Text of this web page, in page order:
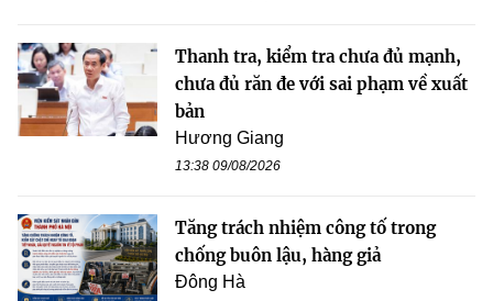
Thanh tra, kiểm tra chưa đủ mạnh,
chưa đủ răn đe với sai phạm về xuất
bản
Hương Giang
13:38 09/08/2026
Tăng trách nhiệm công tố trong
chống buôn lậu, hàng giả
Đông Hà